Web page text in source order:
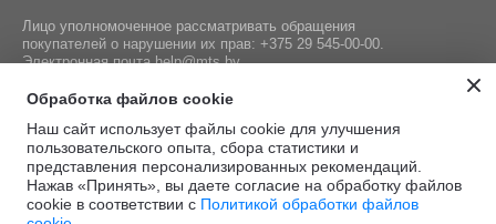
Лицо уполномоченное рассматривать обращения
покупателей о нарушении их прав: +375 29 545-00-00.
Электронная почтаhelp@mts.by
Номер телефона работников местных исполнительных и
регистрации СООО «Мобильные ТелеСистемы»,
уполномоченных рассматривать обращения покупателей:
+375 17 215-14-65
Обработка файлов cookie
Наш сайт использует файлы cookie для улучшения
пользовательского опыта, сбора статистики и
представления персонализированных рекомендаций.
Нажав «Принять», вы даете согласие на обработку файлов
cookie в соответствии с Политикой обработки файлов